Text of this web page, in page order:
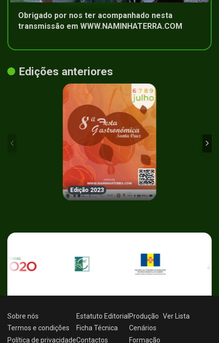
Obrigado por nos ter acompanhado nesta
transmissão em WWW.NAMINHATERRA.COM
Edições anteriores
Edição 2023
Sobre nós
Termos e condições
Política de privacidade
Estatuto Editorial
Ficha Técnica
Contactos
Produção
Cenários
Formação
Ver Lista